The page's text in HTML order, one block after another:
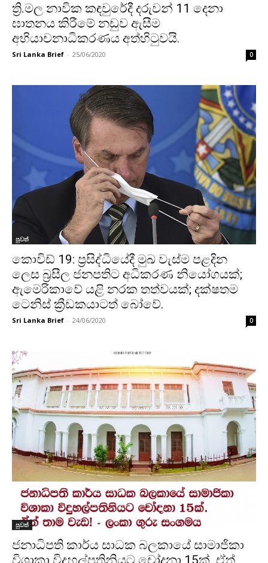
ත්‍රි.මල නාවික කඳවුරේදී දරුවන් 11 දෙනා
ඝාතනය කිරීමේ නඩුව ඇසීම
අභියාචනාධිකරණය අත්හිටුවයි.
Sri Lanka Brief - 25/06/2020 0
පුවත්
කොවිඩ් 19: ප්‍රසිද්ධියේදී මුඛ වැස්ම පළදින
ලෙස බ්‍රසීල ජනපතිට අධිකරණ නියෝගයක්;
ඇමෙරිකාවේ යළි නරක තත්වයක්; දක්ෂතම
ටෙනිස් ක්‍රීඩකයාටත් බෝවේ.
Sri Lanka Brief - 24/06/2020 0
පුවත්
ජනාධිපති කාර්ය සාධක බලකායේ සාමාජිකා
විශාකා විදුහල්පතිනියට චෝදනා 15ක්. ඒත්